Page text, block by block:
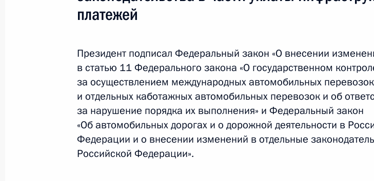
31 июля 2025 года, 11:20
Подписан закон, предусматривающий освобождение
исполнительского сбора при требованиях неимущественного характера
31 июля 2025 года, 11:15
Подписан закон, вводящий новые пошлины и повышающий размеры
действующих пошлин
платежей
Президент подписал Федеральный закон «О внесении
в статью 11 Федерального закона «О государственном
за осуществлением международных автомобильных перевозок
и отдельных каботажных автомобильных перевозок и об
за нарушение порядка их выполнения» и Федеральный закон
«Об автомобильных дорогах и о дорожной деятельности в
Федерации и о внесении изменений в отдельные
Российской Федерации».